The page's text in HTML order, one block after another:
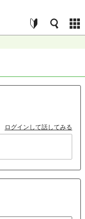
ログインして話してみる